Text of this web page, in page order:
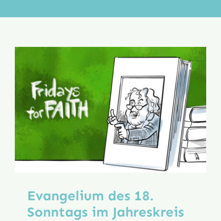
Aktion
Evangelium des 18.
Sonntags im Jahreskreis